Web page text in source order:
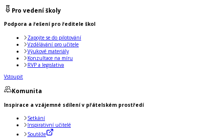
Pro vedení školy
Podpora a řešení pro ředitele škol
Zapojte se do pilotování
Vzdělávání pro učitele
Výukové materiály
Konzultace na míru
RVP a legislativa
Vstoupit
Komunita
Inspirace a vzájemné sdílení v přátelském prostředí
Setkání
Inspirativní učitelé
Soutěže